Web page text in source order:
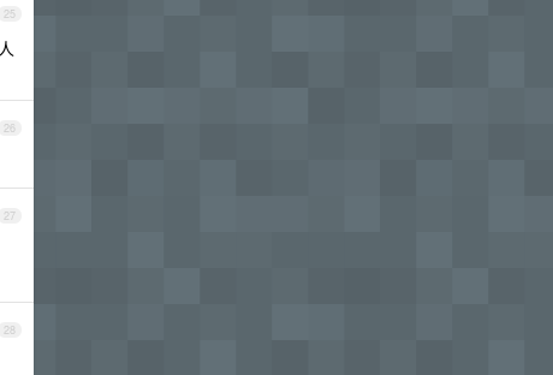
25
26
27
28